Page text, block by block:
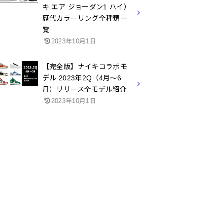
キ エア ジョーダン1 ハイ）
歴代カラーリング全種類一
覧
2023年10月1日
【完全版】ナイキコラボモ
デル 2023年2Q（4月～6
月）リリース全モデル紹介
2023年10月1日